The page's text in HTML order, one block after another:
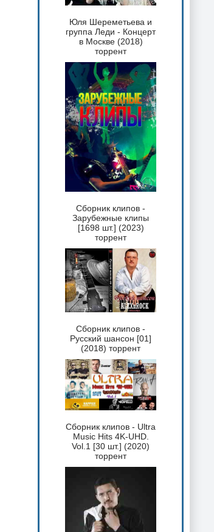
Юля Шереметьева и
группа Леди - Концерт
в Москве (2018)
торрент
Сборник клипов -
Зарубежные клипы
[1698 шт.] (2023)
торрент
Сборник клипов -
Русский шансон [01]
(2018) торрент
Сборник клипов - Ultra
Music Hits 4K-UHD.
Vol.1 [30 шт.] (2020)
торрент